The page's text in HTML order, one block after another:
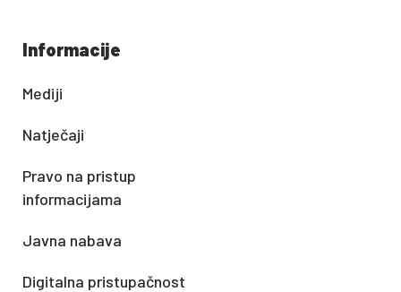
Informacije
Mediji
Natječaji
Pravo na pristup
informacijama
Javna nabava
Digitalna pristupačnost